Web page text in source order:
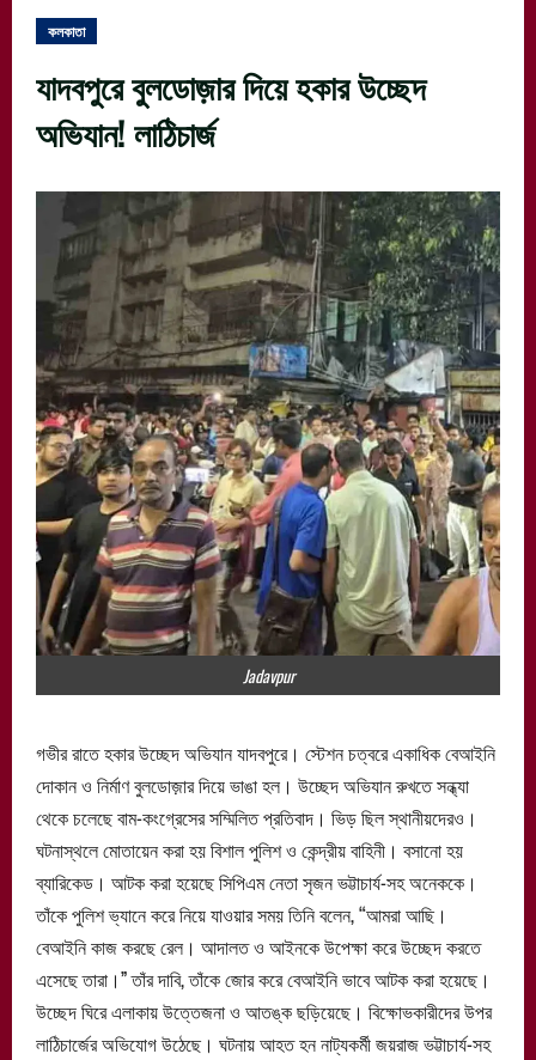
কলকাতা
যাদবপুরে বুলডোজ়ার দিয়ে হকার উচ্ছেদ
অভিযান! লাঠিচার্জ
Jadavpur
গভীর‌ রাতে হকার উচ্ছেদ অভিযান যাদবপুরে। স্টেশন চত্বরে একাধিক বেআইনি
দোকান ও নির্মাণ বুলডোজ়ার দিয়ে ভাঙা হল। উচ্ছেদ অভিযান রুখতে সন্ধ্যা
থেকে চলেছে বাম-কংগ্রেসের সম্মিলিত প্রতিবাদ। ভিড় ছিল স্থানীয়দেরও।
ঘটনাস্থলে মোতায়েন করা হয় বিশাল পুলিশ ও কেন্দ্রীয় বাহিনী। বসানো হয়
ব্যারিকেড। আটক করা হয়েছে সিপিএম নেতা সৃজন ভট্টাচার্য-সহ অনেককে।
তাঁকে পুলিশ ভ্যানে করে নিয়ে যাওয়ার সময় তিনি বলেন, “আমরা আছি।
বেআইনি কাজ করছে রেল। আদালত ও আইনকে উপেক্ষা করে উচ্ছেদ করতে
এসেছে তারা।” তাঁর দাবি, তাঁকে জোর করে বেআইনি ভাবে আটক করা হয়েছে।
উচ্ছেদ ঘিরে এলাকায় উত্তেজনা ও আতঙ্ক ছড়িয়েছে। বিক্ষোভকারীদের উপর
লাঠিচার্জের অভিযোগ উঠেছে। ঘটনায় আহত হন নাট্যকর্মী জয়রাজ ভট্টাচার্য-সহ